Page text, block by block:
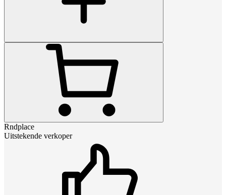
Rndplace
Uitstekende verkoper